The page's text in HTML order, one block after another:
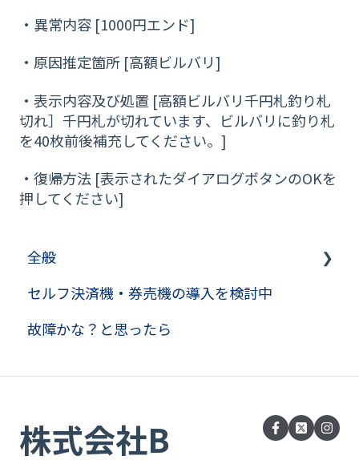
・異常内容 [1000円エンド]
・原因推定箇所 [高額ビルバリ]
・表示内容及び処置 [高額ビルバリ千円札釣り札
切れ］千円札が切れています、ビルバリに釣り札
を40枚前後補充してください。]
・復帰方法 [表示されたダイアログボタンのOKを
押してください]
全般
券売機コラム
セルフ決済機・券売機の導入を検討中
故障かな？と思ったら
株式会社B